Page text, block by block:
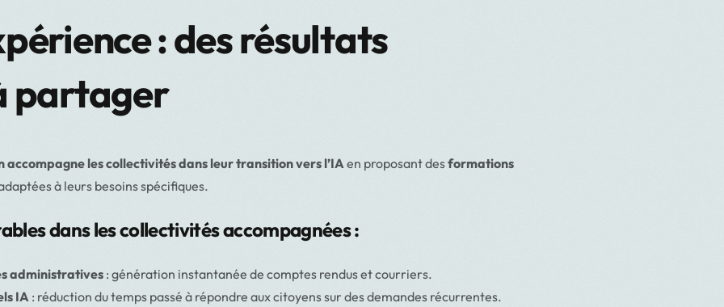
: des résultats
partager
accompagne les collectivités dans leur transition vers l’IAen proposant desformations
à leurs besoins spécifiques.
dans les collectivités accompagnées :
administratives : génération instantanée de comptes rendus et courriers.
IA : réduction du temps passé à répondre aux citoyens sur des demandes récurrentes.